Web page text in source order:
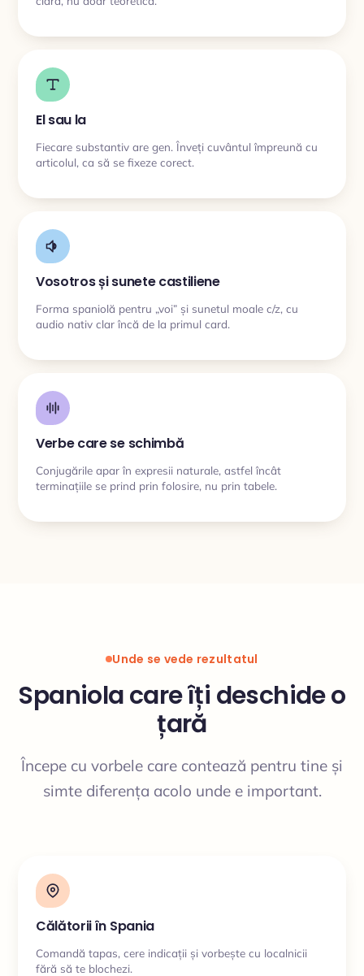
El sau la
Fiecare substantiv are gen. Înveți cuvântul împreună cu
articolul, ca să se fixeze corect.
Vosotros și sunete castiliene
Forma spaniolă pentru „voi” și sunetul moale c/z, cu
audio nativ clar încă de la primul card.
Verbe care se schimbă
Conjugările apar în expresii naturale, astfel încât
terminațiile se prind prin folosire, nu prin tabele.
Unde se vede rezultatul
Spaniola care îți deschide o
țară
Începe cu vorbele care contează pentru tine și
simte diferența acolo unde e important.
Călătorii în Spania
Comandă tapas, cere indicații și vorbește cu localnicii
fără să te blochezi.